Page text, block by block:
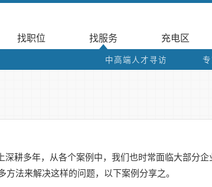
找职位 找服务
中高端人才寻访
充电区
深耕多年，从各个案例中，我们也时常面临大部分
方法来解决这样的问题，以下案例分享之。